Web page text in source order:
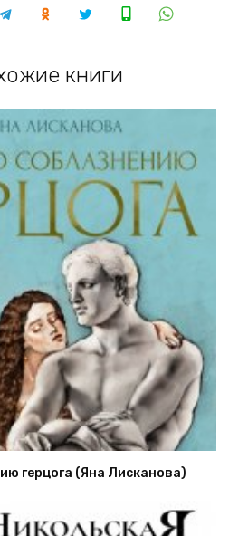
книги
герцога (Яна Лисканова)